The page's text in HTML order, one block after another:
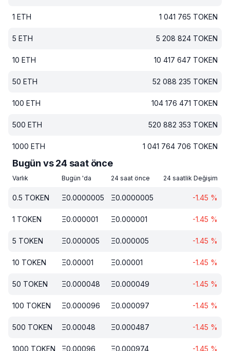
1 ETH 1 041 765 TOKEN
5 ETH 5 208 824 TOKEN
10 ETH 10 417 647 TOKEN
50 ETH 52 088 235 TOKEN
100 ETH 104 176 471 TOKEN
500 ETH 520 882 353 TOKEN
1000 ETH 1 041 764 706 TOKEN
Bugün vs 24 saat önce
Varlık Bugün 'da 24 saat önce 24 saatlik Değişim
0.5 TOKEN Ξ0.0000005 Ξ0.0000005 -1.45 %
1 TOKEN Ξ0.000001 Ξ0.000001 -1.45 %
5 TOKEN Ξ0.000005 Ξ0.000005 -1.45 %
10 TOKEN Ξ0.00001 Ξ0.00001 -1.45 %
50 TOKEN Ξ0.000048 Ξ0.000049 -1.45 %
100 TOKEN Ξ0.000096 Ξ0.000097 -1.45 %
500 TOKEN Ξ0.00048 Ξ0.000487 -1.45 %
1000 TOKEN Ξ0.00096 Ξ0.000974 -1.45 %